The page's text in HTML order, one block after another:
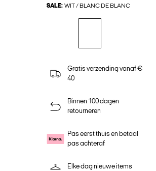
SALE: WIT / BLANC DE BLANC
Gratis verzending vanaf €
40
Binnen 100 dagen
retourneren
Pas eerst thuis en betaal
pas achteraf
Elke dag nieuwe items